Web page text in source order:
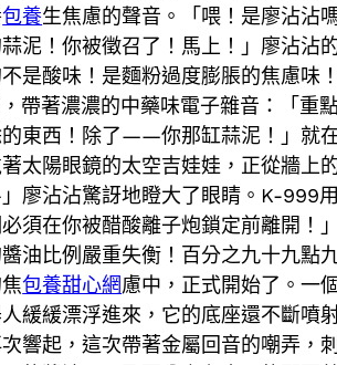
包養生焦慮的聲音。「喂！是廖沾沾
泥！你被徵召了！馬上！」廖沾沾
是酸味！是麵粉過度膨脹的焦慮味
帶著濃濃的中藥味電子雜音：「重
東西！除了——你那缸蒜泥！」就
太陽眼鏡的太空吉娃娃，正從牆上
沾沾驚訝地瞪大了眼睛。K-999
須在你被醋酸離子炮鎖定前離開
油比例嚴重失衡！百分之九十九
包養甜心網慮中，正式開始了。一
緩緩漂浮進來，它的底座還不斷噴
響起，這次帶著金屬回音的嘲弄，